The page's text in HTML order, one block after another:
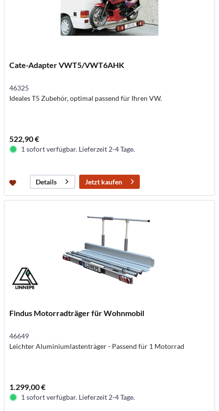
Cate-Adapter VWT5/VWT6AHK
46325
Ideales T5 Zubehör, optimal passend für Ihren VW.
522,90 €
1 sofort verfügbar. Lieferzeit 2-4 Tage.
Details Jetzt kaufen
Findus Motorradträger für Wohnmobil
46649
Leichter Aluminiumlastenträger - Passend für 1 Motorrad
1.299,00 €
1 sofort verfügbar. Lieferzeit 2-4 Tage.